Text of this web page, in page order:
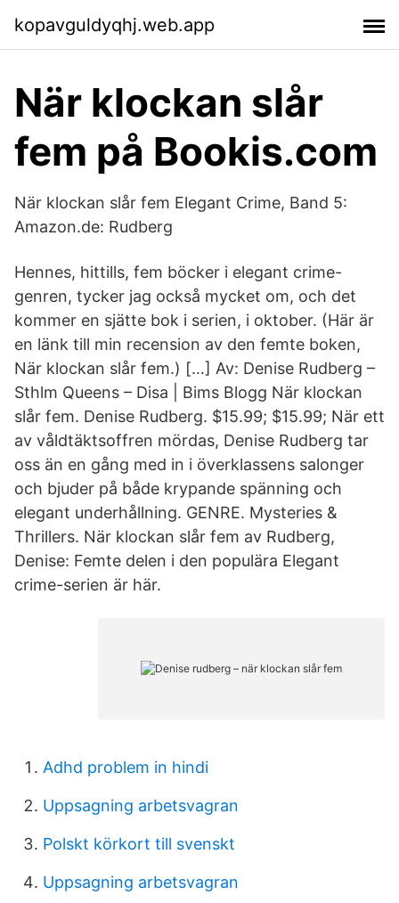
kopavguldyqhj.web.app
När klockan slår
fem på Bookis.com
När klockan slår fem Elegant Crime, Band 5:
Amazon.de: Rudberg
Hennes, hittills, fem böcker i elegant crime-
genren, tycker jag också mycket om, och det
kommer en sjätte bok i serien, i oktober. (Här är
en länk till min recension av den femte boken,
När klockan slår fem.) […] Av: Denise Rudberg –
Sthlm Queens – Disa | Bims Blogg När klockan
slår fem. Denise Rudberg. $15.99; $15.99; När ett
av våldtäktsoffren mördas, Denise Rudberg tar
oss än en gång med in i överklassens salonger
och bjuder på både krypande spänning och
elegant underhållning. GENRE. Mysteries &
Thrillers. När klockan slår fem av Rudberg,
Denise: Femte delen i den populära Elegant
crime-serien är här.
Adhd problem in hindi
Uppsagning arbetsvagran
Polskt körkort till svenskt
Uppsagning arbetsvagran